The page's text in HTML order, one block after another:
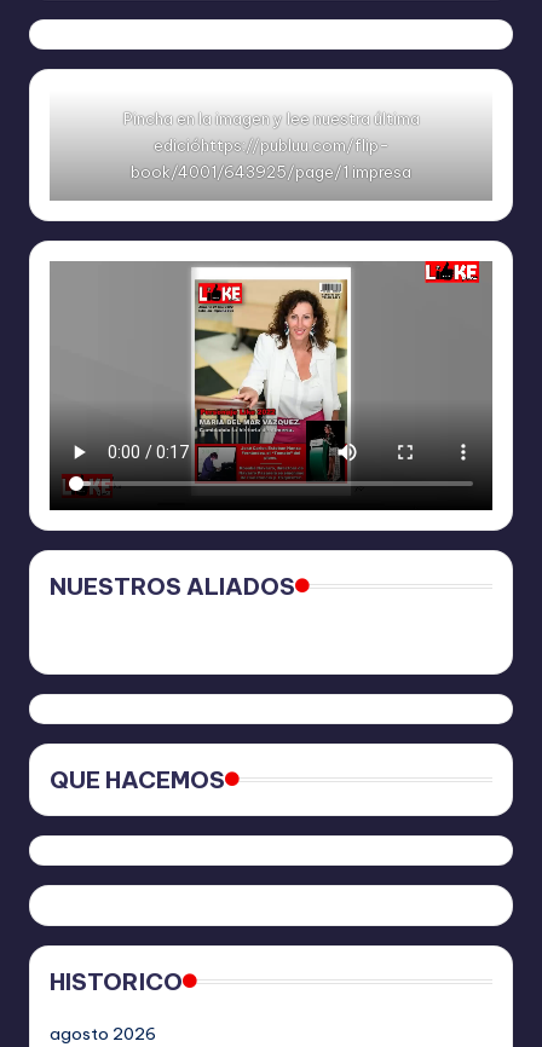
Pincha en la imagen y lee nuestra última
edicióhttps://publuu.com/flip-
book/4001/643925/page/1 impresa
NUESTROS ALIADOS
QUE HACEMOS
HISTORICO
agosto 2026